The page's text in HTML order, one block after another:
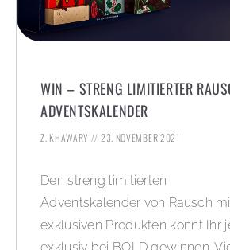
WIN – STRENG LIMITIERTER
ADVENTSKALENDER
Z. KHAWARY 23. NOVEMBER 2021
Den streng limitierten
Adventskalender von Rausch
exklusiven Produkten könnt Ihr